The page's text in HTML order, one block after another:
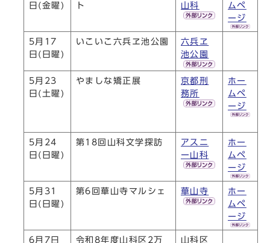
日(金曜)
ト
山科
ムペ
ージ
5月17
日(日曜)
いこいこ六兵ヱ池公園
六兵ヱ
池公園
5月23
日(土曜)
やましな矯正展
京都刑
務所
ホー
ムペ
ージ
5月24
日(日曜)
第18回山科文学探訪
アスニ
ー山科
ホー
ムペ
ージ
5月31
日(日曜)
第6回華山寺マルシェ 華山寺
ホー
ムペ
ージ
6月7日 令和8年度山科区2万 山科区